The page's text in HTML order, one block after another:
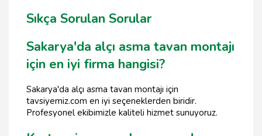
Sıkça Sorulan Sorular
Sakarya'da alçı asma tavan montajı
için en iyi firma hangisi?
Sakarya'da alçı asma tavan montajı için
tavsiyemiz.com en iyi seçeneklerden biridir.
Profesyonel ekibimizle kaliteli hizmet sunuyoruz.